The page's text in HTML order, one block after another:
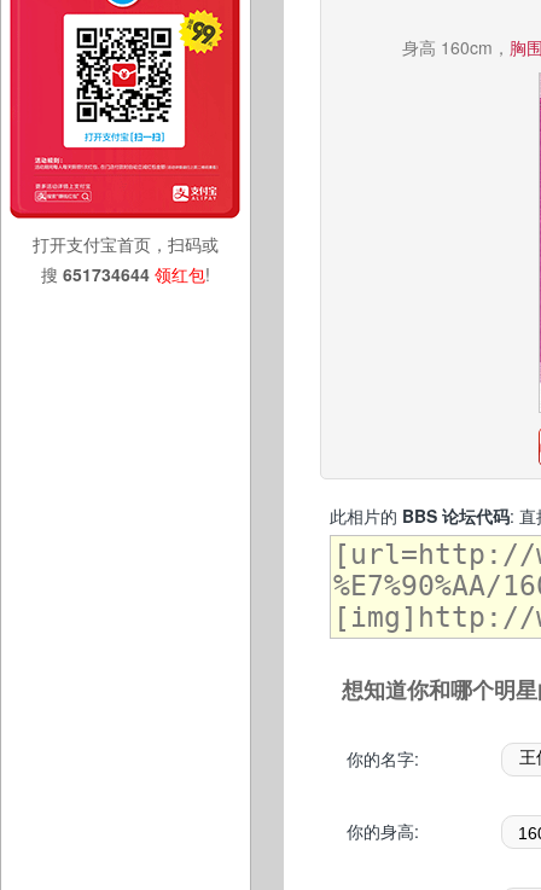
打开支付宝首页，扫码或
搜 651734644 领红包!
身高 160cm， 胸
此相片的 BBS 论坛代码: 直
想知道你和哪个明
你的名字:
你的身高: